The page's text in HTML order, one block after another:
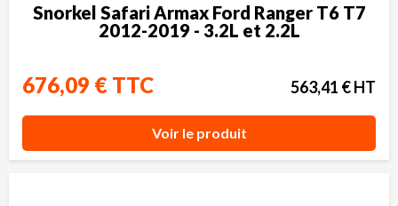
Snorkel Safari Armax Ford Ranger T6 T7
2012-2019 - 3.2L et 2.2L
676,09 € TTC 563,41 € HT
Voir le produit